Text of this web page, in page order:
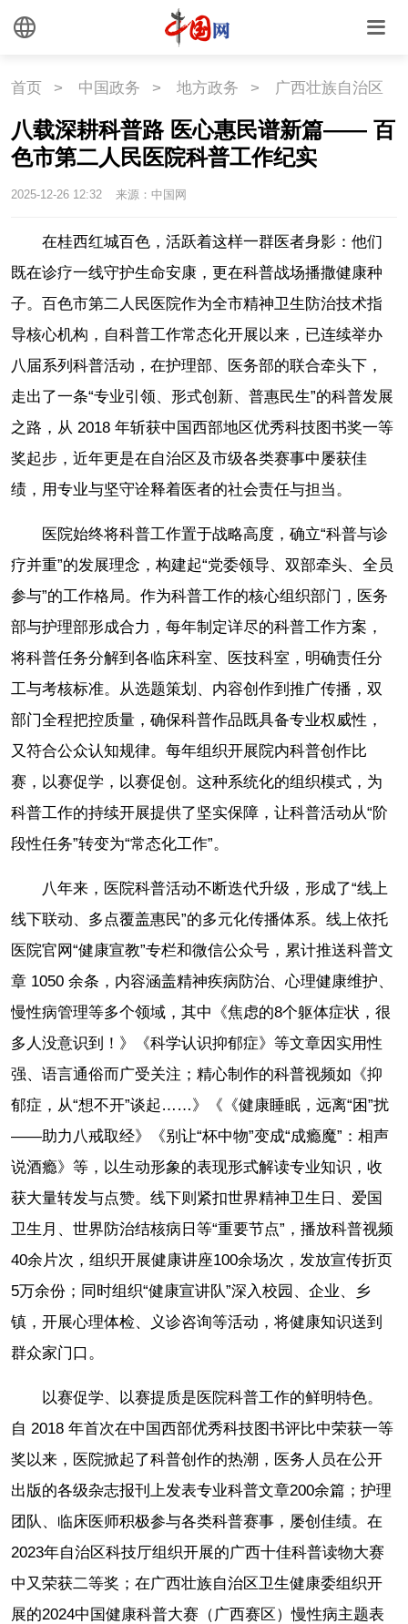
首页 > 中国政务 > 地方政务 > 广西壮族自治区
八载深耕科普路 医心惠民谱新篇—— 百
色市第二人民医院科普工作纪实
2025-12-26 12:32 来源：中国网
在桂西红城百色，活跃着这样一群医者身影：他们
既在诊疗一线守护生命安康，更在科普战场播撒健康种
子。百色市第二人民医院作为全市精神卫生防治技术指
导核心机构，自科普工作常态化开展以来，已连续举办
八届系列科普活动，在护理部、医务部的联合牵头下，
走出了一条“专业引领、形式创新、普惠民生”的科普发展
之路，从 2018 年斩获中国西部地区优秀科技图书奖一等
奖起步，近年更是在自治区及市级各类赛事中屡获佳
绩，用专业与坚守诠释着医者的社会责任与担当。
医院始终将科普工作置于战略高度，确立“科普与诊
疗并重”的发展理念，构建起“党委领导、双部牵头、全员
参与”的工作格局。作为科普工作的核心组织部门，医务
部与护理部形成合力，每年制定详尽的科普工作方案，
将科普任务分解到各临床科室、医技科室，明确责任分
工与考核标准。从选题策划、内容创作到推广传播，双
部门全程把控质量，确保科普作品既具备专业权威性，
又符合公众认知规律。每年组织开展院内科普创作比
赛，以赛促学，以赛促创。这种系统化的组织模式，为
科普工作的持续开展提供了坚实保障，让科普活动从“阶
段性任务”转变为“常态化工作”。
八年来，医院科普活动不断迭代升级，形成了“线上
线下联动、多点覆盖惠民”的多元化传播体系。线上依托
医院官网“健康宣教”专栏和微信公众号，累计推送科普文
章 1050 余条，内容涵盖精神疾病防治、心理健康维护、
慢性病管理等多个领域，其中《焦虑的8个躯体症状，很
多人没意识到！》《科学认识抑郁症》等文章因实用性
强、语言通俗而广受关注；精心制作的科普视频如《抑
郁症，从“想不开”谈起……》《《健康睡眠，远离“困”扰
——助力八戒取经》《别让“杯中物”变成“成瘾魔”：相声
说酒瘾》等，以生动形象的表现形式解读专业知识，收
获大量转发与点赞。线下则紧扣世界精神卫生日、爱国
卫生月、世界防治结核病日等“重要节点”，播放科普视频
40余片次，组织开展健康讲座100余场次，发放宣传折页
5万余份；同时组织“健康宣讲队”深入校园、企业、乡
镇，开展心理体检、义诊咨询等活动，将健康知识送到
群众家门口。
以赛促学、以赛提质是医院科普工作的鲜明特色。
自 2018 年首次在中国西部优秀科技图书评比中荣获一等
奖以来，医院掀起了科普创作的热潮，医务人员在公开
出版的各级杂志报刊上发表专业科普文章200余篇；护理
团队、临床医师积极参与各类科普赛事，屡创佳绩。在
2023年自治区科技厅组织开展的广西十佳科普读物大赛
中又荣获二等奖；在广西壮族自治区卫生健康委组织开
展的2024中国健康科普大赛（广西赛区）慢性病主题表